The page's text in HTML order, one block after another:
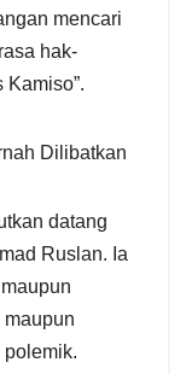
mencari
hak-
Kamiso”.
Dilibatkan
datang
Ruslan. Ia